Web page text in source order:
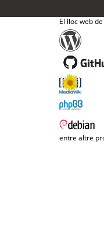
El lloc web
entre altre